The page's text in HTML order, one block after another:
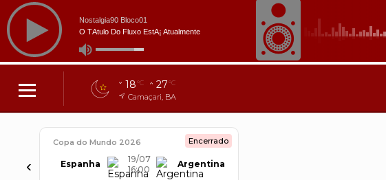
18°C 27°C
Camaçari, BA
‹
Copa do Mundo 2026 Encerrado
Espanha
19/07
16:00
Argentina